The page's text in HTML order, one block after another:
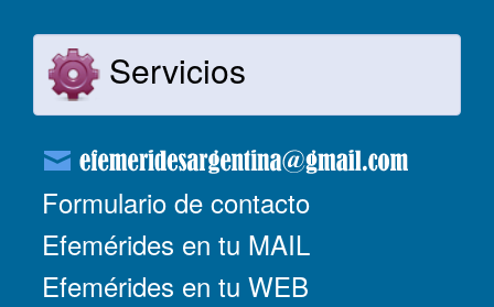
Servicios
Formulario de contacto
Efemérides en tu MAIL
Efemérides en tu WEB